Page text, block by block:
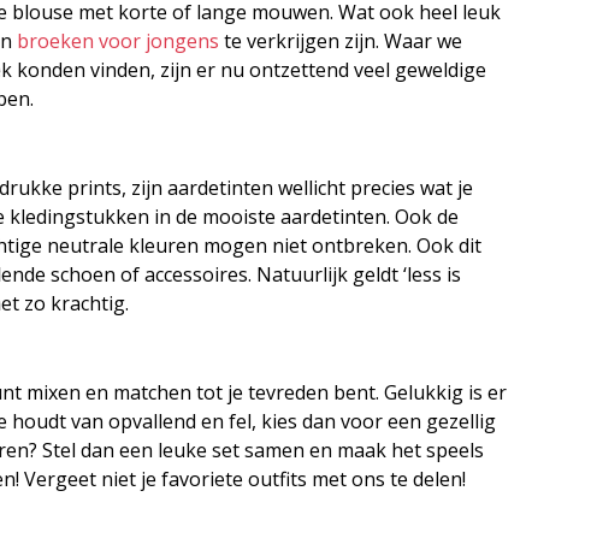
met korte of lange mouwen. Wat ook heel leuk
broeken voor jongens te verkrijgen zijn. Waar we
konden vinden, zijn er nu ontzettend veel geweldige
prints, zijn aardetinten wellicht precies wat je
kledingstukken in de mooiste aardetinten. Ook de
neutrale kleuren mogen niet ontbreken. Ook dit
schoen of accessoires. Natuurlijk geldt ‘less is
zo krachtig.
mixen en matchen tot je tevreden bent. Gelukkig is er
houdt van opvallend en fel, kies dan voor een gezellig
Stel dan een leuke set samen en maak het speels
Vergeet niet je favoriete outfits met ons te delen!